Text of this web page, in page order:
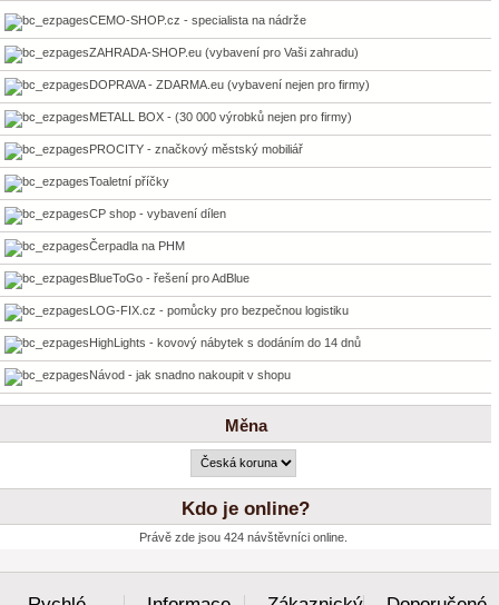
CEMO-SHOP.cz - specialista na nádrže
ZAHRADA-SHOP.eu (vybavení pro Vaši zahradu)
DOPRAVA - ZDARMA.eu (vybavení nejen pro firmy)
METALL BOX - (30 000 výrobků nejen pro firmy)
PROCITY - značkový městský mobiliář
Toaletní příčky
CP shop - vybavení dílen
Čerpadla na PHM
BlueToGo - řešení pro AdBlue
LOG-FIX.cz - pomůcky pro bezpečnou logistiku
HighLights - kovový nábytek s dodáním do 14 dnů
Návod - jak snadno nakoupit v shopu
Měna
Kdo je online?
Právě zde jsou 424 návštěvníci online.